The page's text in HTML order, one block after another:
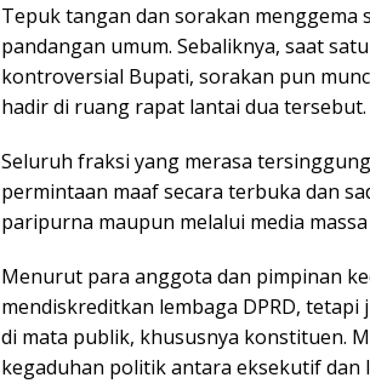
Tepuk tangan dan sorakan menggema
pandangan umum. Sebaliknya, saat
kontroversial Bupati, sorakan pun
hadir di ruang rapat lantai dua tersebut.
Seluruh fraksi yang merasa
permintaan maaf secara terbuka dan
paripurna maupun melalui media
Menurut para anggota dan pimpinan
mendiskreditkan lembaga DPRD,
di mata publik, khususnya konstituen.
kegaduhan politik antara eksekutif dan